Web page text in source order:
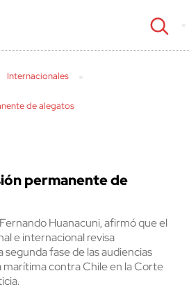
Internacionales
de alegatos
permanente de
Huanacuni, afirmó que el
e internacional revisa
fase de las audiencias
marítima contra Chile en la Corte